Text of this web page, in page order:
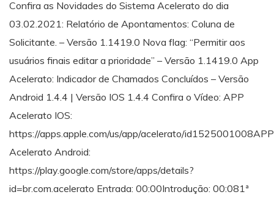
Confira as Novidades do Sistema Acelerato do dia
03.02.2021: Relatório de Apontamentos: Coluna de
Solicitante. – Versão 1.1419.0 Nova flag: “Permitir aos
usuários finais editar a prioridade” – Versão 1.1419.0 App
Acelerato: Indicador de Chamados Concluídos – Versão
Android 1.4.4 | Versão IOS 1.4.4 Confira o Vídeo: APP
Acelerato IOS:
https://apps.apple.com/us/app/acelerato/id1525001008APP
Acelerato Android:
https://play.google.com/store/apps/details?
id=br.com.acelerato Entrada: 00:00​Introdução: 00:08​1ª